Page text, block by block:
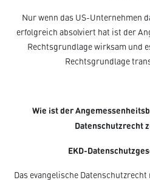
Nur wenn das US-Unternehmen
erfolgreich absolviert hat ist der
Rechtsgrundlage wirksam und
Rechtsgrundlage
Wie ist der
Datenschutzrecht
EKD-
Das evangelische